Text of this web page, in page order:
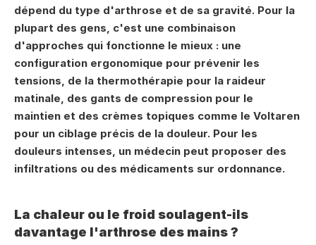
dépend du type d'arthrose et de sa gravité. Pour la
plupart des gens, c'est une combinaison
d'approches qui fonctionne le mieux : une
configuration ergonomique pour prévenir les
tensions, de la thermothérapie pour la raideur
matinale, des gants de compression pour le
maintien et des crèmes topiques comme le Voltaren
pour un ciblage précis de la douleur. Pour les
douleurs intenses, un médecin peut proposer des
infiltrations ou des médicaments sur ordonnance.
La chaleur ou le froid soulagent-ils
davantage l'arthrose des mains ?